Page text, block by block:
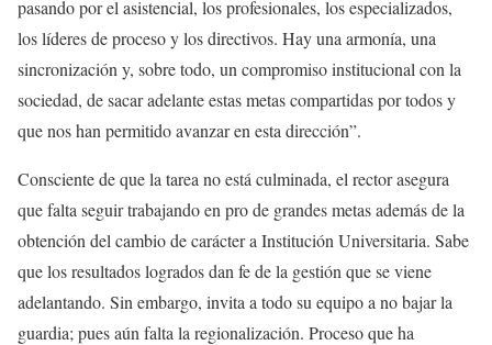
pasando por el asistencial, los profesionales, los especializados,
los líderes de proceso y los directivos. Hay una armonía, una
sincronización y, sobre todo, un compromiso institucional con la
sociedad, de sacar adelante estas metas compartidas por todos y
que nos han permitido avanzar en esta dirección”.
Consciente de que la tarea no está culminada, el rector asegura
que falta seguir trabajando en pro de grandes metas además de la
obtención del cambio de carácter a Institución Universitaria. Sabe
que los resultados logrados dan fe de la gestión que se viene
adelantando. Sin embargo, invita a todo su equipo a no bajar la
guardia; pues aún falta la regionalización. Proceso que ha